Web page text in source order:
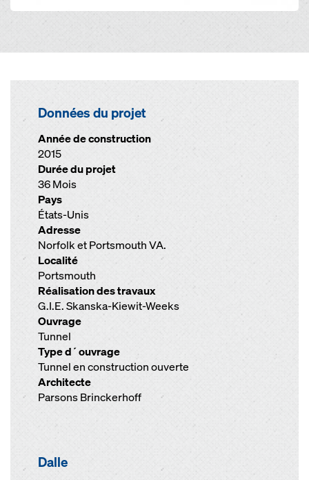
Données du projet
Année de construction
2015
Durée du projet
36 Mois
Pays
États-Unis
Adresse
Norfolk et Portsmouth VA.
Localité
Portsmouth
Réalisation des travaux
G.I.E. Skanska-Kiewit-Weeks
Ouvrage
Tunnel
Type d´ouvrage
Tunnel en construction ouverte
Architecte
Parsons Brinckerhoff
Dalle